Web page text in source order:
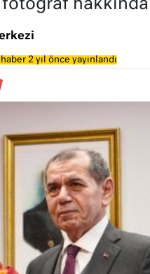
haber 2 yıl önce yayınlandı